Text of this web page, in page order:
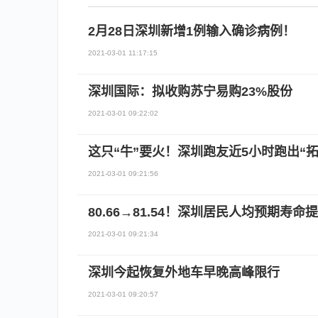
2月28日深圳新增1例输入确诊病例！
2021-03-01 11:17:15
深圳国际：拟收购苏宁易购23%股份
2021-03-01 09:22:02
这只“牛”要火！深圳跑友近5小时跑出“
2021-03-01 09:21:56
80.66→81.54！深圳居民人均预期寿命提
2021-03-01 09:21:34
深圳今起恢复外地车早晚高峰限行
2021-03-01 09:20:57